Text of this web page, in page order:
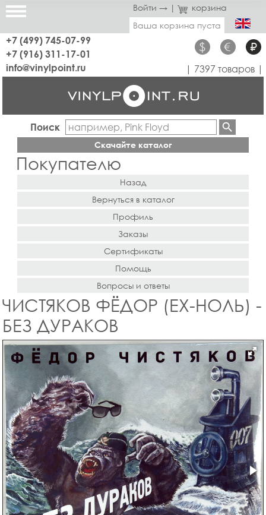
Войти → |
корзина
Ваша корзина пуста
+7 (499) 745-07-99
+7 (916) 311-17-01
$ € ₽
info@vinylpoint.ru | 7397 товаров |
Поиск
Скачайте каталог
Покупателю
Назад
Вернуться в каталог
Профиль
Заказы
Сертификаты
Помощь
Вопросы и ответы
ЧИСТЯКОВ ФЁДОР (EX-НОЛЬ) -
БЕЗ ДУРАКОВ